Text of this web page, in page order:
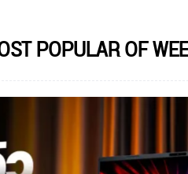
POPULAR OF